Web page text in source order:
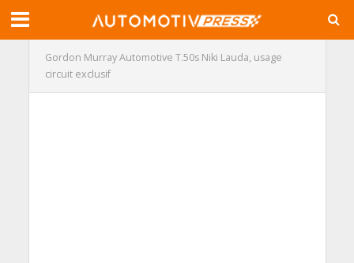
Gordon Murray Automotive T.50s Niki Lauda, usage
circuit exclusif